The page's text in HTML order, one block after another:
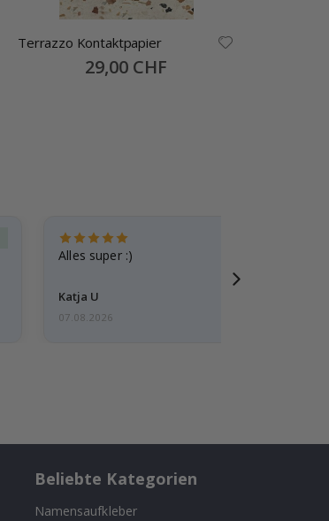
Terrazzo Kontaktpapier
Special
Price
29,00 CHF
Alles super :)
Katja U
07.08.2026
Beliebte Kategorien
Namensaufkleber